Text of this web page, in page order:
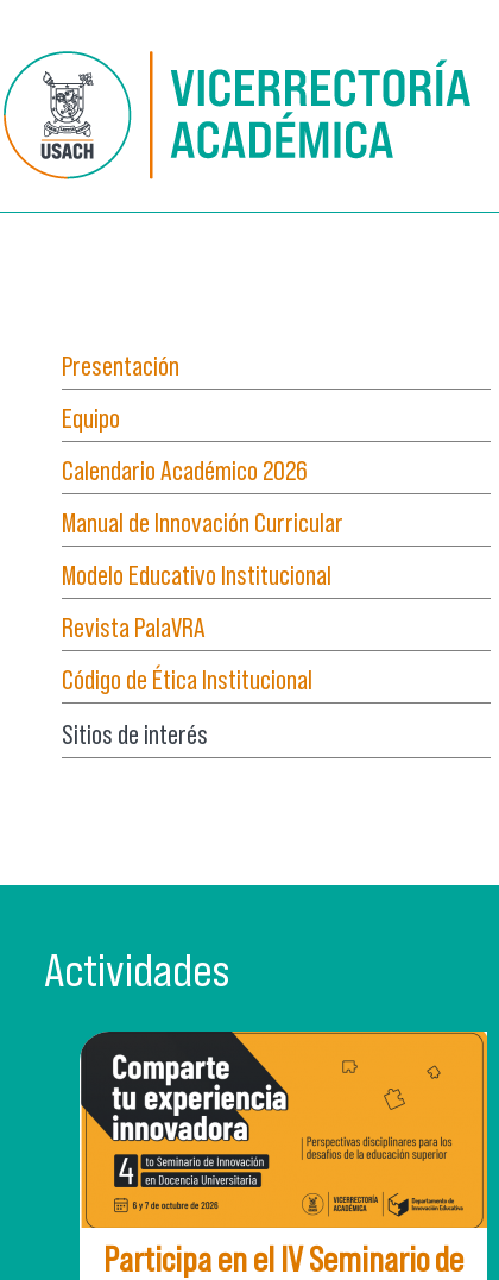
Presentación
Equipo
Calendario Académico 2026
Manual de Innovación Curricular
Modelo Educativo Institucional
Revista PalaVRA
Código de Ética Institucional
Sitios de interés
Actividades
Participa en el IV Seminario de